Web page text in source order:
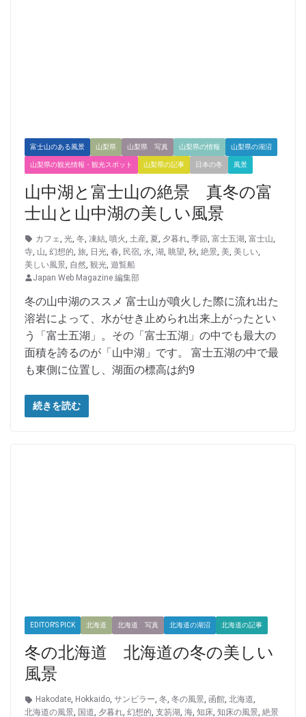
富士山のある風景 山梨県 山梨県 写真 山梨県の情報 山梨県の湖沼
山梨県の観光情報・観光スポット 山梨県の記事 日本の冬 風景
山中湖と富士山の絶景 真冬の富
士山と山中湖の美しい風景
カフェ, 光, 冬, 凍結, 噴火, 土産, 夏, 夕暮れ, 季節, 富士五湖, 富士山,
寺, 山, 幻想的, 旅, 日光, 春, 民宿, 水, 湖, 眺望, 秋, 絶景, 美, 美しい,
美しい風景, 自然, 観光, 遊覧船
Japan Web Magazine 編集部
冬の山中湖のススメ 富士山が噴火した際に流れ出た
溶岩によって、水がせき止められ出来上がったとい
う「富士五湖」。その「富士五湖」の中でも最大の
面積を誇るのが「山中湖」です。 富士五湖の中で最
も東側に位置し、湖面の標高は約9
続きを読む
EDITOR'S PICK 北海道 北海道 写真 北海道の湖沼 北海道の記事
冬の北海道 北海道の冬の美しい
風景
Hakodate, Hokkaido, サンピラー, 冬, 冬の風景, 函館, 北海道,
北海道の風景, 国道, 夕暮れ, 幻想的, 支笏湖, 海, 知床, 知床の風景, 絶景